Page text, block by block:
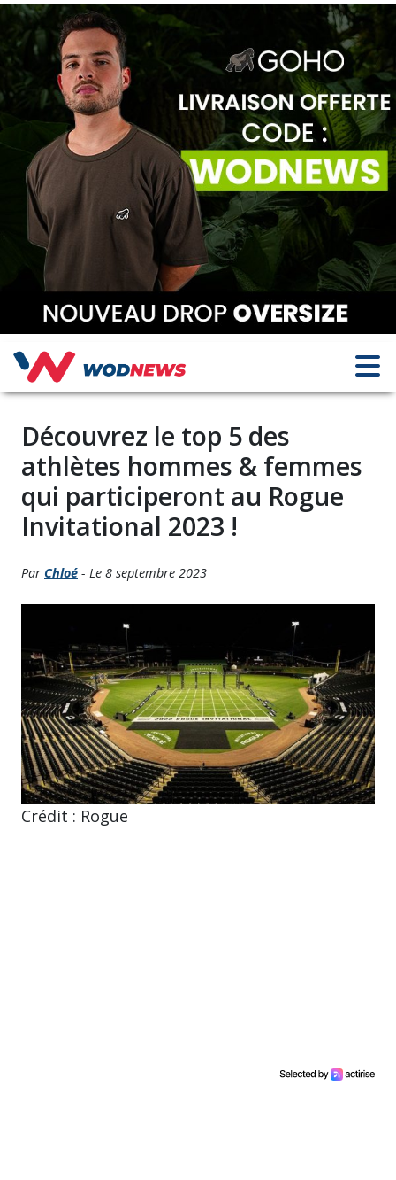
Découvrez le top 5 des
athlètes hommes & femmes
qui participeront au Rogue
Invitational 2023 !
Par Chloé - Le 8 septembre 2023
Crédit : Rogue